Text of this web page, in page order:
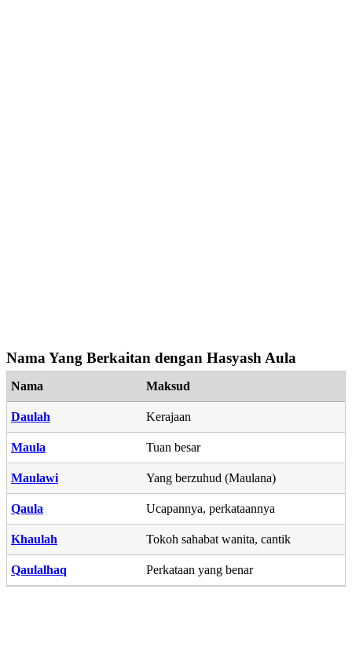
Nama Yang Berkaitan dengan Hasyash Aula
Nama Maksud
Daulah Kerajaan
Maula Tuan besar
Maulawi Yang berzuhud (Maulana)
Qaula Ucapannya, perkataannya
Khaulah Tokoh sahabat wanita, cantik
Qaulalhaq Perkataan yang benar